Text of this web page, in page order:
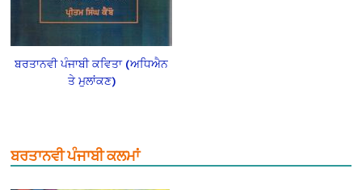
ਬਰਤਾਨਵੀ ਪੰਜਾਬੀ ਕਵਿਤਾ (ਅਧਿਐਨ
ਤੇ ਮੁਲਾਂਕਣ)
ਬਰਤਾਨਵੀ ਪੰਜਾਬੀ ਕਲਮਾਂ